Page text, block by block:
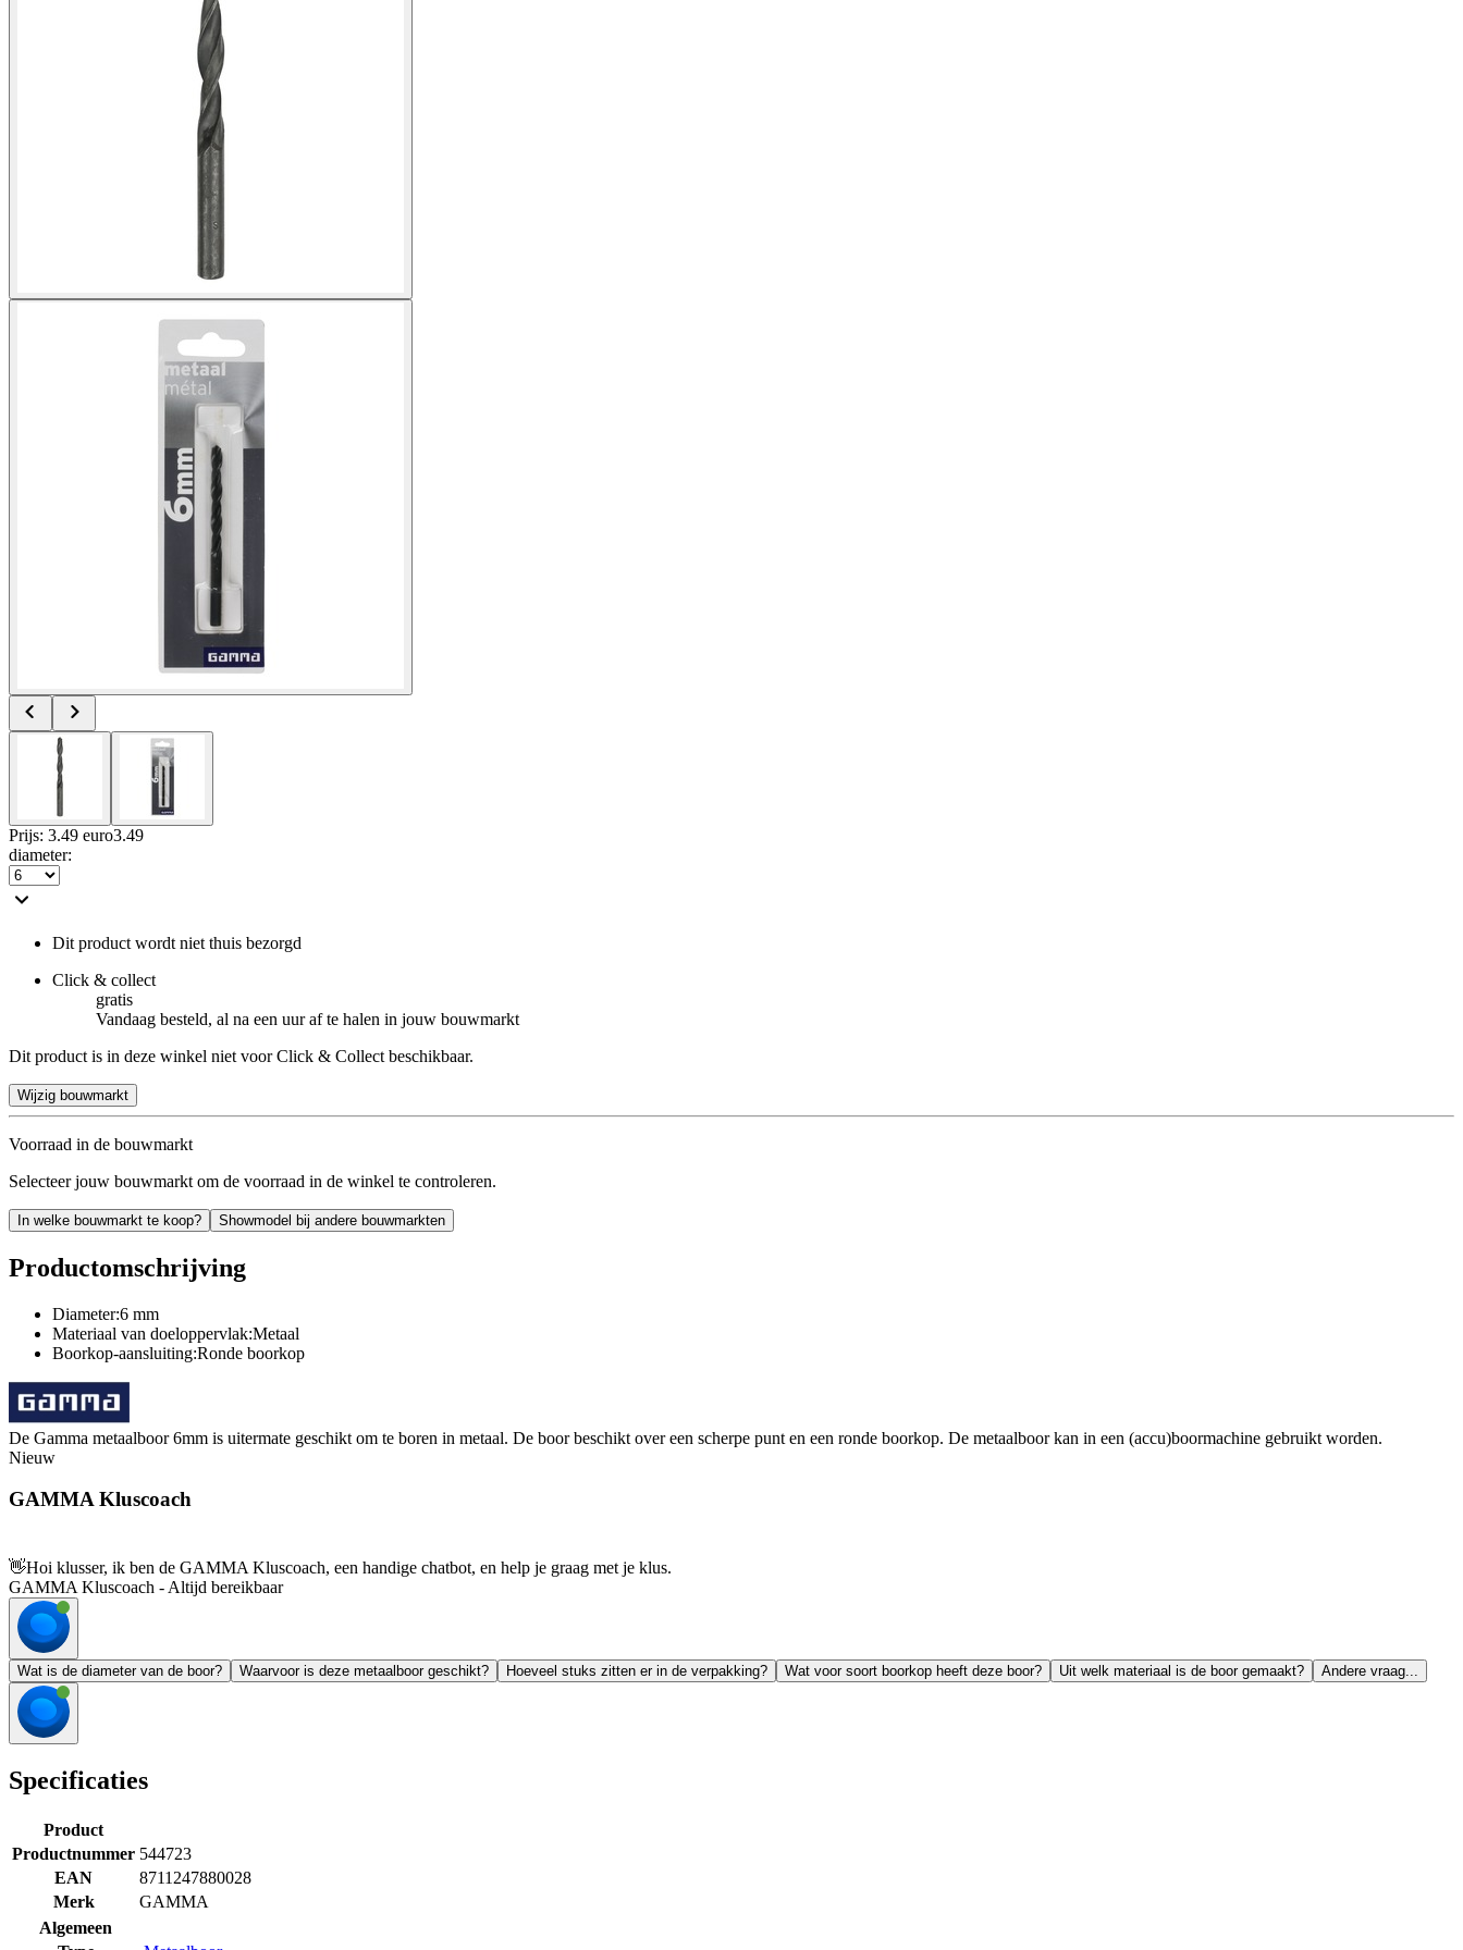
Prijs: 3.49 euro3.49
diameter:
Dit product wordt niet thuis bezorgd
Click & collect
gratis
Vandaag besteld, al na een uur af te halen in jouw bouwmarkt
Dit product is in deze winkel niet voor Click & Collect beschikbaar.
Wijzig bouwmarkt
Voorraad in de bouwmarkt
Selecteer jouw bouwmarkt om de voorraad in de winkel te controleren.
In welke bouwmarkt te koop? Showmodel bij andere bouwmarkten
Productomschrijving
Diameter:6 mm
Materiaal van doeloppervlak:Metaal
Boorkop-aansluiting:Ronde boorkop
De Gamma metaalboor 6mm is uitermate geschikt om te boren in metaal. De boor beschikt over een scherpe punt en een ronde boorkop. De metaalboor kan in een (accu)boormachine gebruikt worden.
Nieuw
GAMMA Kluscoach
👋Hoi klusser, ik ben de GAMMA Kluscoach, een handige chatbot, en help je graag met je klus.
GAMMA Kluscoach - Altijd bereikbaar
Wat is de diameter van de boor? Waarvoor is deze metaalboor geschikt? Hoeveel stuks zitten er in de verpakking? Wat voor soort boorkop heeft deze boor? Uit welk materiaal is de boor gemaakt? Andere vraag...
Specificaties
Product
Productnummer 544723
EAN
8711247880028
Merk
GAMMA
Algemeen